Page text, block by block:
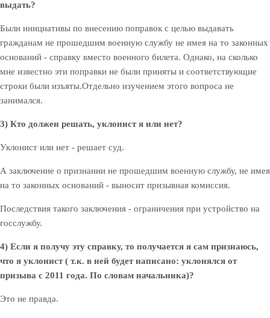
выдать?
Были инициативы по внесению поправок с целью выдавать
гражданам не прошедшим военную службу не имея на то законных
оснований - справку вместо военного билета. Однако, на сколько
мне известно эти поправки не были приняты и соответствующие
строки были изъяты.Отдельно изучением этого вопроса не
занимался.
3) Кто должен решать, уклонист я или нет?
Уклонист или нет - решает суд.
А заключение о признании не прошедшим военную службу, не имея
на то законных оснований - выносит призывная комиссия.
Последствия такого заключения - ограничения при устройство на
госслужбу.
4) Если я получу эту справку, то получается я сам признаюсь,
что я уклонист ( т.к. в ней будет написано: уклонялся от
призыва с 2011 года. По словам начальника)?
Это не правда.